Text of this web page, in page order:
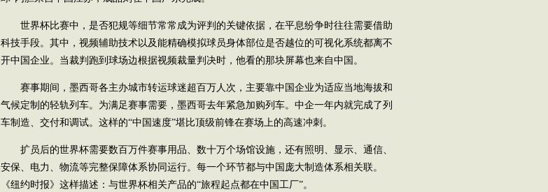
世界杯比赛中，是否犯规等细节常常成为评判的关键依据，在平息纷争时往往需要借助
科技手段。其中，视频辅助技术以及能精确模拟球员身体部位是否越位的可视化系统都离不
开中国企业。当裁判跑到球场边根据视频裁量判决时，他看的那块屏幕也来自中国。
赛事期间，墨西哥各主办城市转运球迷超百万人次，主要靠中国企业为适应当地海拔和
气候定制的轻轨列车。为满足赛事需要，墨西哥去年紧急加购列车。中企一年内就完成了列
车制造、交付和调试。这样的“中国速度”堪比顶级前锋在赛场上的高速冲刺。
扩员后的世界杯需要数百万件赛事用品、数十万个场馆设施，还有照明、显示、通信、
安保、电力、物流等完整保障体系协同运行。每一个环节都与中国庞大制造体系相关联。
《纽约时报》这样描述：与世界杯相关产品的“旅程起点都在中国工厂”。